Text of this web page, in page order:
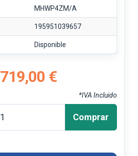
MHWP4ZM/A
195951039657
Disponible
719,00 €
*IVA Incluido
Comprar